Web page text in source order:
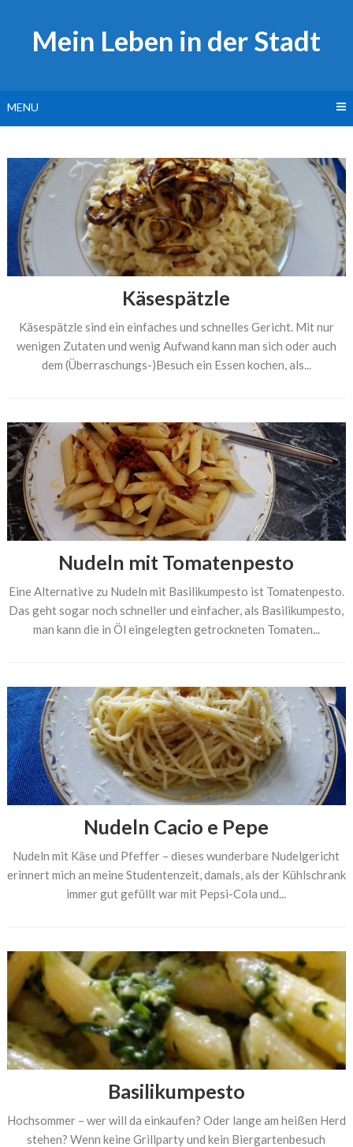
contentMein Leben in der Stadt
MENU
Käsespätzle
Käsespätzle sind ein einfaches und schnelles Gericht. Mit nur
wenigen Zutaten und wenig Aufwand kann man sich oder auch
dem (Überraschungs-)Besuch ein Essen kochen, als...
Nudeln mit Tomatenpesto
Eine Alternative zu Nudeln mit Basilikumpesto ist Tomatenpesto.
Das geht sogar noch schneller und einfacher, als Basilikumpesto,
man kann die in Öl eingelegten getrockneten Tomaten...
Nudeln Cacio e Pepe
Nudeln mit Käse und Pfeffer – dieses wunderbare Nudelgericht
erinnert mich an meine Studentenzeit, damals, als der Kühlschrank
immer gut gefüllt war mit Pepsi-Cola und...
Basilikumpesto
Hochsommer – wer will da einkaufen? Oder lange am heißen Herd
stehen? Wenn keine Grillparty und kein Biergartenbesuch